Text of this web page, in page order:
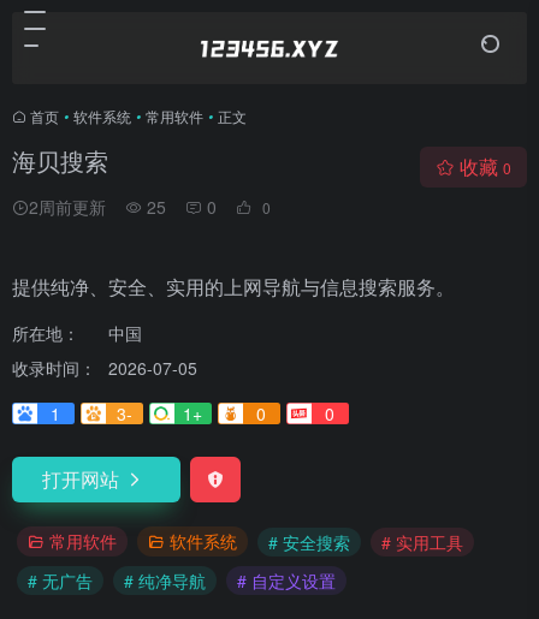
首页 • 软件系统 • 常用软件 • 正文
海贝搜索
2周前更新 25 0 0
收藏 0
提供纯净、安全、实用的上网导航与信息搜索服务。
所在地：
中国
收录时间：
2026-07-05
1
3- 1+ 0 0
打开网站
常用软件 软件系统 # 安全搜索
# 实用工具
# 无广告
# 纯净导航 # 自定义设置